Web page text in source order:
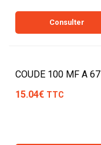
Consulter
COUDE 100 MF A 67
15.04€ TTC